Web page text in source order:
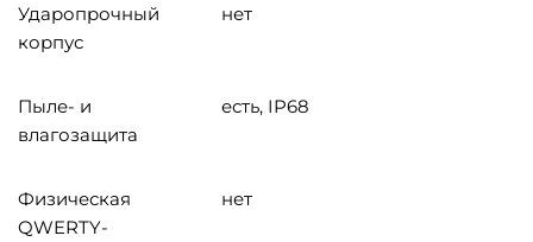
Ударопрочный
корпус
нет
Пыле- и
влагозащита
есть, IP68
Физическая
QWERTY-
нет